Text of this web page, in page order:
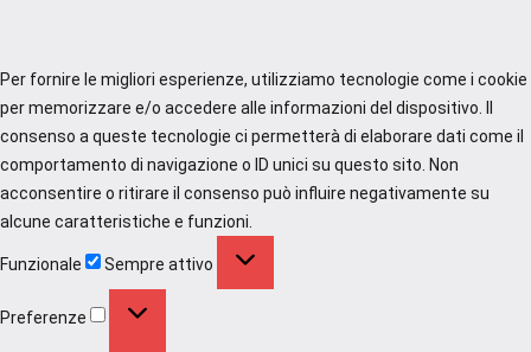
Per fornire le migliori esperienze, utilizziamo tecnologie come i cookie
per memorizzare e/o accedere alle informazioni del dispositivo. Il
consenso a queste tecnologie ci permetterà di elaborare dati come il
comportamento di navigazione o ID unici su questo sito. Non
acconsentire o ritirare il consenso può influire negativamente su
alcune caratteristiche e funzioni.
Funzionale Sempre attivo
Preferenze